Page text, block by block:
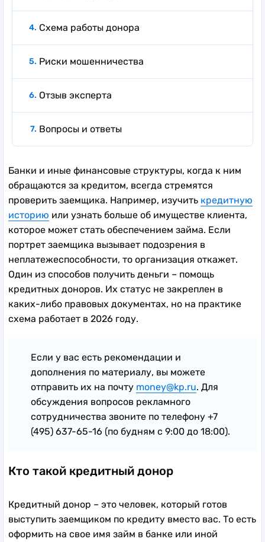
Схема работы донора
Риски мошенничества
Отзыв эксперта
Вопросы и ответы
Банки и иные финансовые структуры, когда к ним
обращаются за кредитом, всегда стремятся
проверить заемщика. Например, изучить кредитную
историю или узнать больше об имуществе клиента,
которое может стать обеспечением займа. Если
портрет заемщика вызывает подозрения в
неплатежеспособности, то организация откажет.
Один из способов получить деньги – помощь
кредитных доноров. Их статус не закреплен в
каких-либо правовых документах, но на практике
схема работает в 2026 году.
Если у вас есть рекомендации и
дополнения по материалу, вы можете
отправить их на почту money@kp.ru. Для
обсуждения вопросов рекламного
сотрудничества звоните по телефону +7
(495) 637-65-16 (по будням с 9:00 до 18:00).
Кто такой кредитный донор
Кредитный донор – это человек, который готов
выступить заемщиком по кредиту вместо вас. То есть
оформить на свое имя займ в банке или иной